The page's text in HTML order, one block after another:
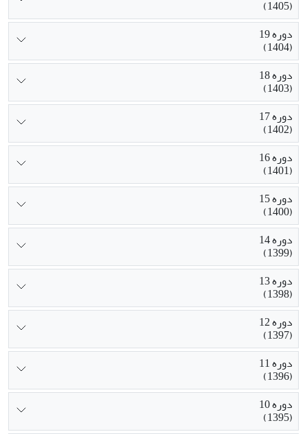
نقش بسیار مهمی برخوردارند.(1405)
دوره 19
(1404)
دوره 18
(1403)
دوره 17
(1402)
دوره 16
(1401)
دوره 15
(1400)
دوره 14
(1399)
دوره 13
(1398)
دوره 12
(1397)
دوره 11
(1396)
دوره 10
(1395)